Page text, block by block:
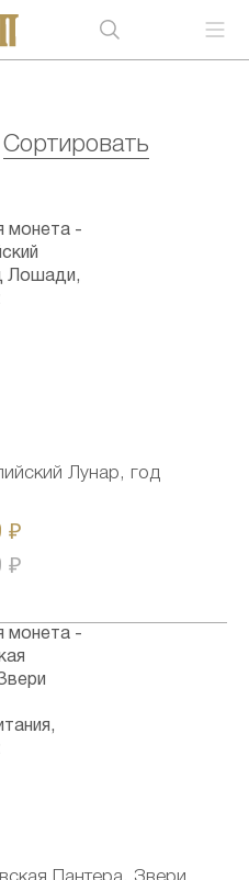
Сортировать
Лунар, год
₽
₽